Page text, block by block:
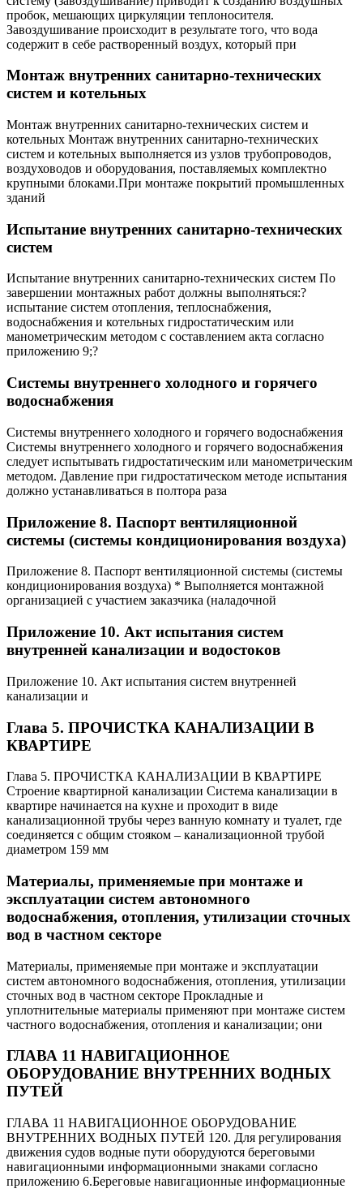
пробок, мешающих циркуляции теплоносителя.
Завоздушивание происходит в результате того, что вода
содержит в себе растворенный воздух, который при
Монтаж внутренних санитарно-технических
систем и котельных
Монтаж внутренних санитарно-технических систем и
котельных Монтаж внутренних санитарно-технических
систем и котельных выполняется из узлов трубопроводов,
воздуховодов и оборудования, поставляемых комплектно
крупными блоками.При монтаже покрытий промышленных
зданий
Испытание внутренних санитарно-технических
систем
Испытание внутренних санитарно-технических систем По
завершении монтажных работ должны выполняться:?
испытание систем отопления, теплоснабжения,
водоснабжения и котельных гидростатическим или
манометрическим методом с составлением акта согласно
приложению 9;?
Системы внутреннего холодного и горячего
водоснабжения
Системы внутреннего холодного и горячего водоснабжения
Системы внутреннего холодного и горячего водоснабжения
следует испытывать гидростатическим или манометрическим
методом. Давление при гидростатическом методе испытания
должно устанавливаться в полтора раза
Приложение 8. Паспорт вентиляционной
системы (системы кондиционирования воздуха)
Приложение 8. Паспорт вентиляционной системы (системы
кондиционирования воздуха) * Выполняется монтажной
организацией с участием заказчика (наладочной
Приложение 10. Акт испытания систем
внутренней канализации и водостоков
Приложение 10. Акт испытания систем внутренней
канализации и
Глава 5. ПРОЧИСТКА КАНАЛИЗАЦИИ В
КВАРТИРЕ
Глава 5. ПРОЧИСТКА КАНАЛИЗАЦИИ В КВАРТИРЕ
Строение квартирной канализации Система канализации в
квартире начинается на кухне и проходит в виде
канализационной трубы через ванную комнату и туалет, где
соединяется с общим стояком – канализационной трубой
диаметром 159 мм
Материалы, применяемые при монтаже и
эксплуатации систем автономного
водоснабжения, отопления, утилизации сточных
вод в частном секторе
Материалы, применяемые при монтаже и эксплуатации
систем автономного водоснабжения, отопления, утилизации
сточных вод в частном секторе Прокладные и
уплотнительные материалы применяют при монтаже систем
частного водоснабжения, отопления и канализации; они
ГЛАВА 11 НАВИГАЦИОННОЕ
ОБОРУДОВАНИЕ ВНУТРЕННИХ ВОДНЫХ
ПУТЕЙ
ГЛАВА 11 НАВИГАЦИОННОЕ ОБОРУДОВАНИЕ
ВНУТРЕННИХ ВОДНЫХ ПУТЕЙ 120. Для регулирования
движения судов водные пути оборудуются береговыми
навигационными информационными знаками согласно
приложению 6.Береговые навигационные информационные